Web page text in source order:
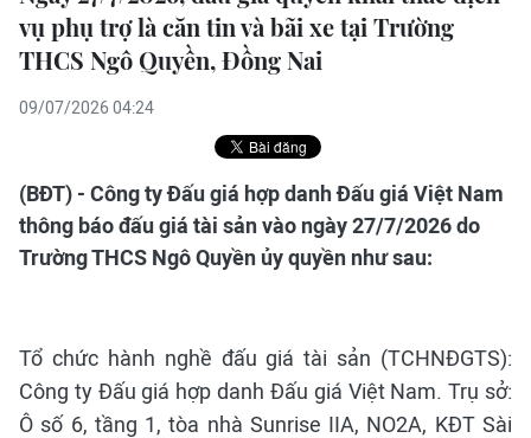
vụ phụ trợ là căn tin và bãi xe tại Trường
THCS Ngô Quyền, Đồng Nai
09/07/2026 04:24
(BĐT) - Công ty Đấu giá hợp danh Đấu giá Việt Nam
thông báo đấu giá tài sản vào ngày 27/7/2026 do
Trường THCS Ngô Quyền ủy quyền như sau:
Tổ chức hành nghề đấu giá tài sản (TCHNĐGTS):
Công ty Đấu giá hợp danh Đấu giá Việt Nam. Trụ sở:
Ô số 6, tầng 1, tòa nhà Sunrise IIA, NO2A, KĐT Sài